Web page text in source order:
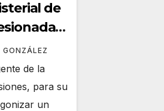
de
de la
para su
un